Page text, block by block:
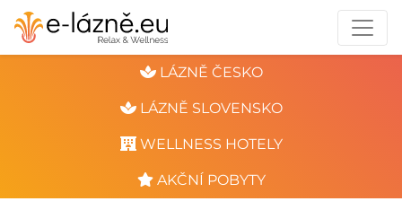
LÁZNĚ ČESKO
LÁZNĚ SLOVENSKO
WELLNESS HOTELY
AKČNÍ POBYTY